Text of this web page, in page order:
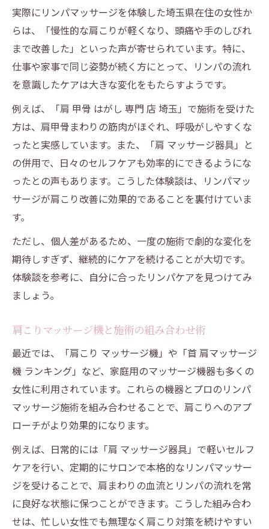
実際にリンパマッサージを体験した埼玉県在住の女性か
らは、「慢性的な肩こりが軽くなり、頭痛や手のしびれ
まで改善した」といった声が寄せられています。特に、
仕事や家事で同じ姿勢が続く方にとって、リンパの流れ
を意識したケアは大きな変化をもたらすようです。
例えば、「肩 甲骨 はがし 専門 店 埼玉」で施術を受けた
方は、肩甲骨まわりの筋肉がほぐれ、呼吸がしやすくな
ったと実感しています。また、「肩 マッサージ器具」と
の併用で、日々のセルフケアも効率的にできるようにな
ったとの声もあります。こうした体験談は、リンパマッ
サージが肩こり改善に効果的であることを裏付けていま
す。
ただし、個人差があるため、一度の施術で劇的な変化を
期待しすぎず、継続的にケアを続けることが大切です。
体験談を参考に、自分に合ったリンパケアを見つけてみ
ましょう。
肩こりマッサージ機と施術の組み合わせ術
最近では、「肩こり マッサージ機」や「首 肩マッサージ
機 ランキング」など、家庭用のマッサージ機器も多くの
女性に利用されています。これらの機器とプロのリンパ
マッサージ施術を組み合わせることで、肩こりへのアプ
ローチがより効果的になります。
例えば、日常的には「肩 マッサージ器具」で軽いセルフ
ケアを行い、定期的にサロンで本格的なリンパマッサー
ジを受けることで、肩まわりの血流とリンパの流れを常
に良好な状態に保つことができます。こうした組み合わ
せは、忙しい女性でも無理なく肩こり対策を続けやすい